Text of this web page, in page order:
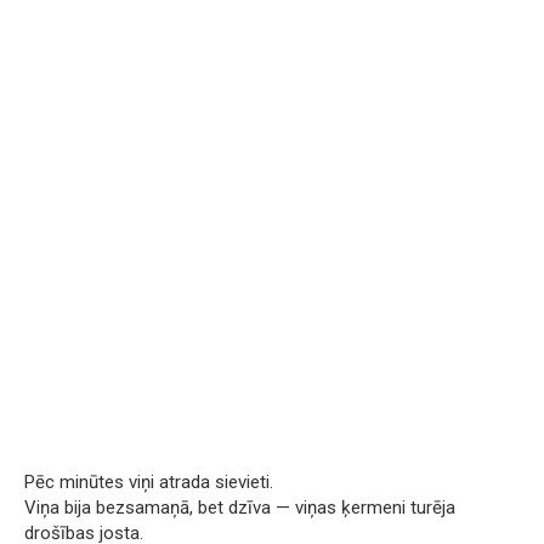
Pēc minūtes viņi atrada sievieti.
Viņa bija bezsamaņā, bet dzīva — viņas ķermeni turēja
drošības josta.